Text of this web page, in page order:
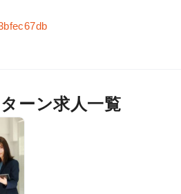
ーン求人一覧